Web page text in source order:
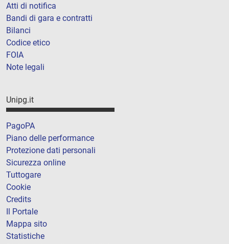
Atti di notifica
Bandi di gara e contratti
Bilanci
Codice etico
FOIA
Note legali
Unipg.it
PagoPA
Piano delle performance
Protezione dati personali
Sicurezza online
Tuttogare
Cookie
Credits
Il Portale
Mappa sito
Statistiche